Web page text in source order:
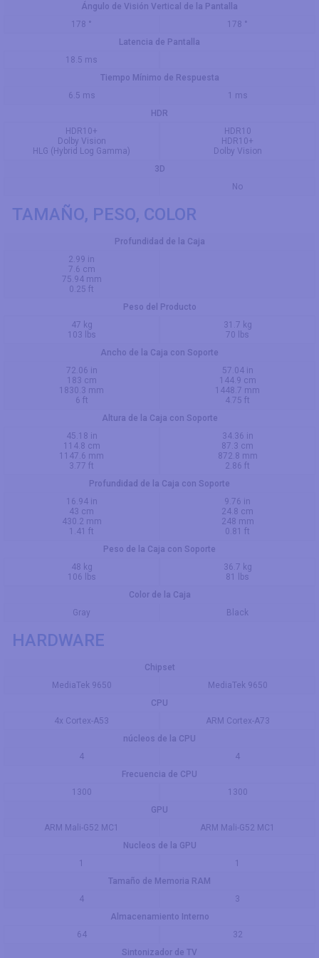
Ángulo de Visión Vertical de la Pantalla
178 °
178 °
Latencia de Pantalla
18.5 ms
Tiempo Mínimo de Respuesta
6.5 ms
1 ms
HDR
HDR10+
Dolby Vision
HLG (Hybrid Log Gamma)
HDR10
HDR10+
Dolby Vision
3D
No
TAMAÑO, PESO, COLOR
Profundidad de la Caja
2.99 in
7.6 cm
75.94 mm
0.25 ft
Peso del Producto
47 kg
103 lbs
31.7 kg
70 lbs
Ancho de la Caja con Soporte
72.06 in
183 cm
1830.3 mm
6 ft
57.04 in
144.9 cm
1448.7 mm
4.75 ft
Altura de la Caja con Soporte
45.18 in
114.8 cm
1147.6 mm
3.77 ft
34.36 in
87.3 cm
872.8 mm
2.86 ft
Profundidad de la Caja con Soporte
16.94 in
43 cm
430.2 mm
1.41 ft
9.76 in
24.8 cm
248 mm
0.81 ft
Peso de la Caja con Soporte
48 kg
106 lbs
36.7 kg
81 lbs
Color de la Caja
Gray
Black
HARDWARE
Chipset
MediaTek 9650
MediaTek 9650
CPU
4x Cortex-A53
ARM Cortex-A73
núcleos de la CPU
4
4
Frecuencia de CPU
1300
1300
GPU
ARM Mali-G52 MC1
ARM Mali-G52 MC1
Nucleos de la GPU
1
1
Tamaño de Memoria RAM
4
3
Almacenamiento Interno
64
32
Sintonizador de TV